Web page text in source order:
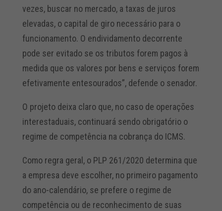
vezes, buscar no mercado, a taxas de juros
elevadas, o capital de giro necessário para o
funcionamento. O endividamento decorrente
pode ser evitado se os tributos forem pagos à
medida que os valores por bens e serviços forem
efetivamente entesourados”, defende o senador.
O projeto deixa claro que, no caso de operações
interestaduais, continuará sendo obrigatório o
regime de competência na cobrança do ICMS.
Como regra geral, o PLP 261/2020 determina que
a empresa deve escolher, no primeiro pagamento
do ano-calendário, se prefere o regime de
competência ou de reconhecimento de suas